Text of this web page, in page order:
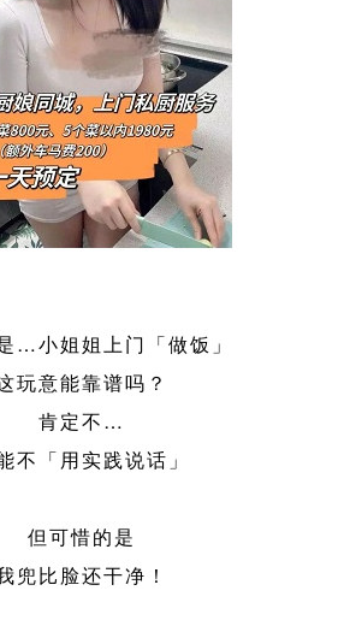
…小姐姐上门「做饭」
玩意能靠谱吗？
肯定不…
不「用实践说话」
但可惜的是
兜比脸还干净！